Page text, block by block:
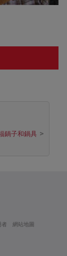
鍋子和鍋具
網站地圖